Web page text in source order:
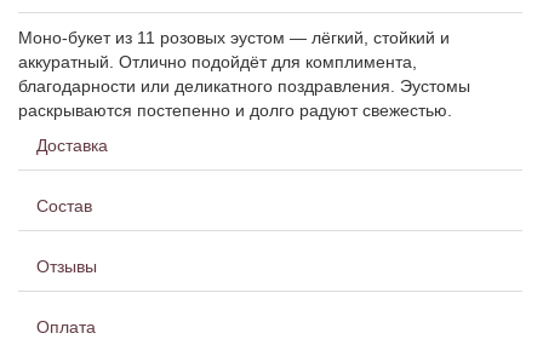
Моно-букет из 11 розовых эустом — лёгкий, стойкий и
аккуратный. Отлично подойдёт для комплимента,
благодарности или деликатного поздравления. Эустомы
раскрываются постепенно и долго радуют свежестью.
Доставка
Состав
Отзывы
Оплата